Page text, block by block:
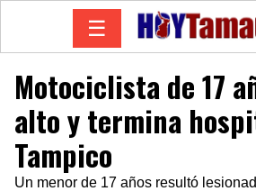
☰
Motociclista de 17
alto y termina
Tampico
Un menor de 17 años resultó